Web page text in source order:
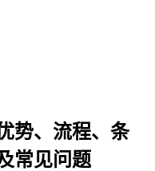
势、流程、条
常见问题